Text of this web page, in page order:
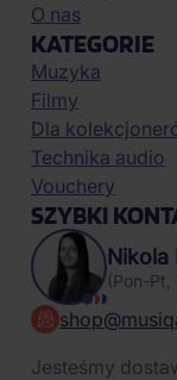
O nas
KATEGORIE
Muzyka
Filmy
Dla
Technika audio
Vouchery
SZYBKI
Nikola
(Pon-Pt,
Jesteśmy